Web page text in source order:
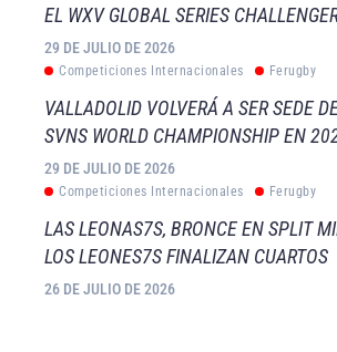
EL WXV GLOBAL SERIES
29 DE JULIO DE 2026
Competiciones Internacionales Ferugby
VALLADOLID VOLVERÁ A SER SEDE
SVNS WORLD CHAMPIONSHIP EN
29 DE JULIO DE 2026
Competiciones Internacionales Ferugby
LAS LEONAS7S, BRONCE EN SPLIT
LOS LEONES7S FINALIZAN CUARTOS
26 DE JULIO DE 2026